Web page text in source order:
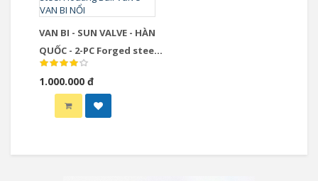
VAN BI - SUN VALVE - HÀN
QUỐC - 2-PC Forged steel
Floating Ball Valve- VAN BI
NỔI
1.000.000 đ